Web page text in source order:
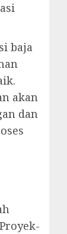
baja
akan
dan